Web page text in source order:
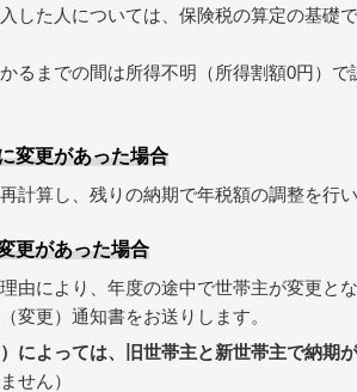
した人については、保険税の算定の基礎
るまでの間は所得不明（所得割額0円）
変更があった場合
計算し、残りの納期で年税額の調整を行い
更があった場合
由により、年度の途中で世帯主が変更と
変更）通知書をお送りします。
によっては、旧世帯主と新世帯主で納期
せん）